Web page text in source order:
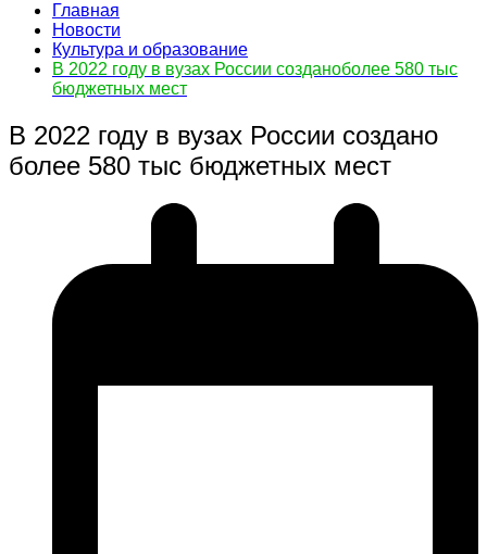
Главная
Новости
Культура и образование
В 2022 году в вузах России созданоболее 580 тыс
бюджетных мест
В 2022 году в вузах России создано
более 580 тыс бюджетных мест